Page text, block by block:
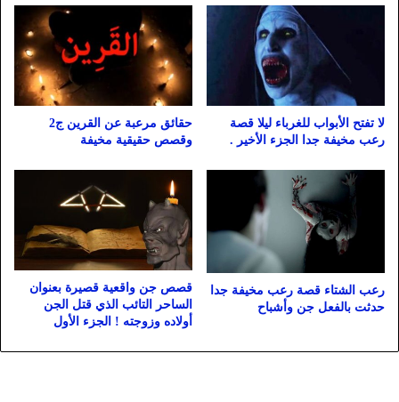
لا تفتح الأبواب للغرباء ليلا قصة
رعب مخيفة جدا الجزء الأخير .
حقائق مرعبة عن القرين ج2
وقصص حقيقية مخيفة
رعب الشتاء قصة رعب مخيفة جدا
حدثت بالفعل جن وأشباح
قصص جن واقعية قصيرة بعنوان
الساحر التائب الذي قتل الجن
أولاده وزوجته ! الجزء الأول